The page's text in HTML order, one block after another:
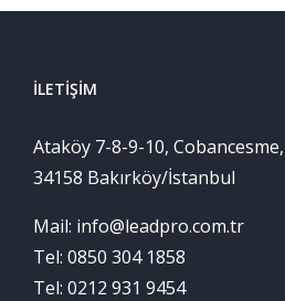
İLETIŞIM
Ataköy 7-8-9-10,
34158 Bakırköy/İstanbul
Mail: info@leadpro.com.tr
Tel: 0850 304 1858
Tel: 0212 931 9454